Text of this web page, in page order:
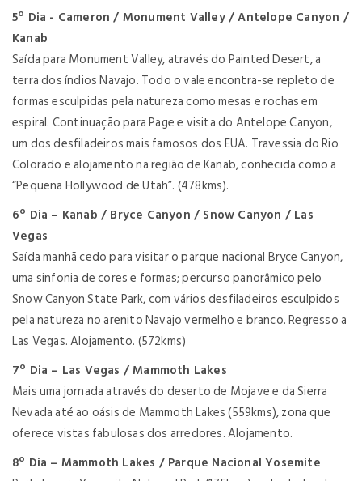
5º Dia - Cameron / Monument Valley / Antelope Canyon /
Kanab
Saída para Monument Valley, através do Painted Desert, a
terra dos índios Navajo. Todo o vale encontra-se repleto de
formas esculpidas pela natureza como mesas e rochas em
espiral. Continuação para Page e visita do Antelope Canyon,
um dos desfiladeiros mais famosos dos EUA. Travessia do Rio
Colorado e alojamento na região de Kanab, conhecida como a
“Pequena Hollywood de Utah”. (478kms).
6º Dia – Kanab / Bryce Canyon / Snow Canyon / Las
Vegas
Saída manhã cedo para visitar o parque nacional Bryce Canyon,
uma sinfonia de cores e formas; percurso panorâmico pelo
Snow Canyon State Park, com vários desfiladeiros esculpidos
pela natureza no arenito Navajo vermelho e branco. Regresso a
Las Vegas. Alojamento. (572kms)
7º Dia – Las Vegas / Mammoth Lakes
Mais uma jornada através do deserto de Mojave e da Sierra
Nevada até ao oásis de Mammoth Lakes (559kms), zona que
oferece vistas fabulosas dos arredores. Alojamento.
8º Dia – Mammoth Lakes / Parque Nacional Yosemite